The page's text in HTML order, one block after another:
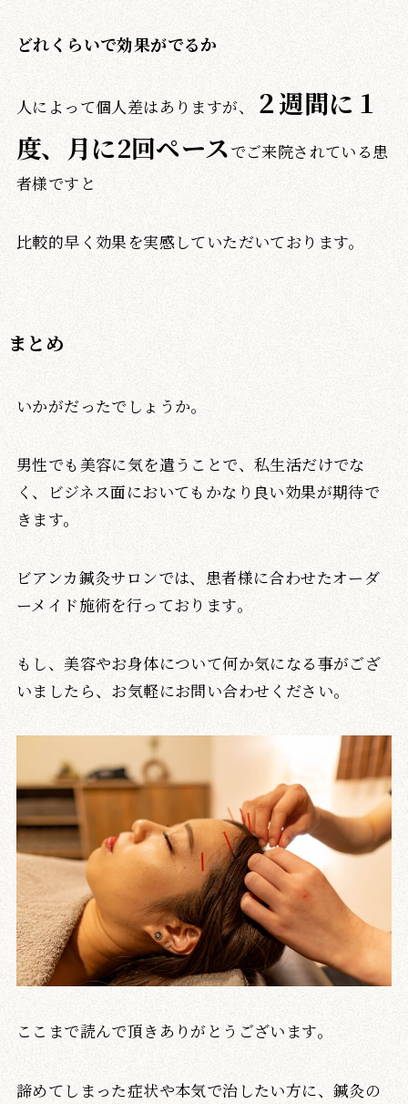
どれくらいで効果がでるか
人によって個人差はありますが、
２週間に１
度、月に2回ペースでご来院されている患
者様ですと
比較的早く効果を実感していただいております。
まとめ
いかがだったでしょうか。
男性でも美容に気を遣うことで、私生活だけでな
く、ビジネス面においてもかなり良い効果が期待で
きます。
ビアンカ鍼灸サロンでは、患者様に合わせたオーダ
ーメイド施術を行っております。
もし、美容やお身体について何か気になる事がござ
いましたら、お気軽にお問い合わせください。
ここまで読んで頂きありがとうございます。
諦めてしまった症状や本気で治したい方に、鍼灸の